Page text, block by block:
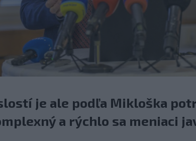
je ale podľa Mikloška
a rýchlo sa meniaci